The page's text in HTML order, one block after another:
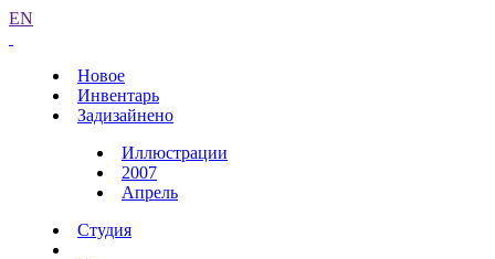
EN
Новое
Инвентарь
Задизайнено
Иллюстрации
2007
Апрель
Студия